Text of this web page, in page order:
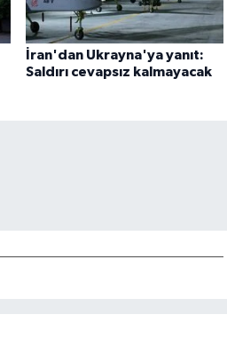
İran'dan Ukrayna'ya yanıt:
Saldırı cevapsız kalmayacak